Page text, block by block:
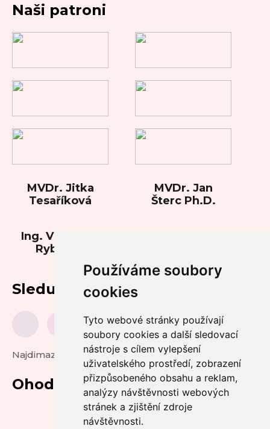
Používáme soubory
cookies
Tyto webové stránky používají
soubory cookies a další sledovací
nástroje s cílem vylepšení
uživatelského prostředí, zobrazení
přizpůsobeného obsahu a reklam,
analýzy návštěvnosti webových
stránek a zjištění zdroje
návštěvnosti.
Naši patroni
MVDr. Jitka
Tesaříková
MVDr. Jan
Šterc Ph.D.
Ing. Vladimíra
Rybková
Sledujte nás
Najdimazlicka.cz
Ohodnoťte nás